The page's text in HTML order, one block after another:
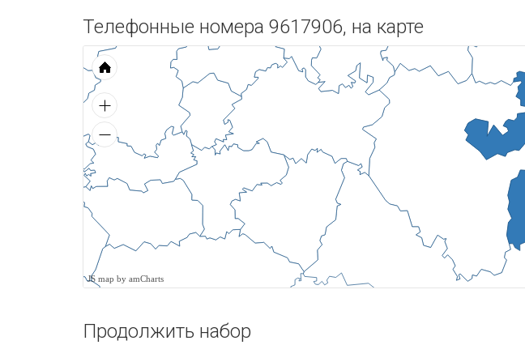
Телефонные номера 9617906, на карте
JS map by amCharts
Продолжить набор